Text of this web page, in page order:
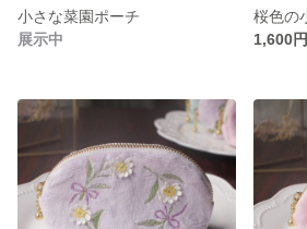
小さな菜園ポーチ
展示中
1,600円